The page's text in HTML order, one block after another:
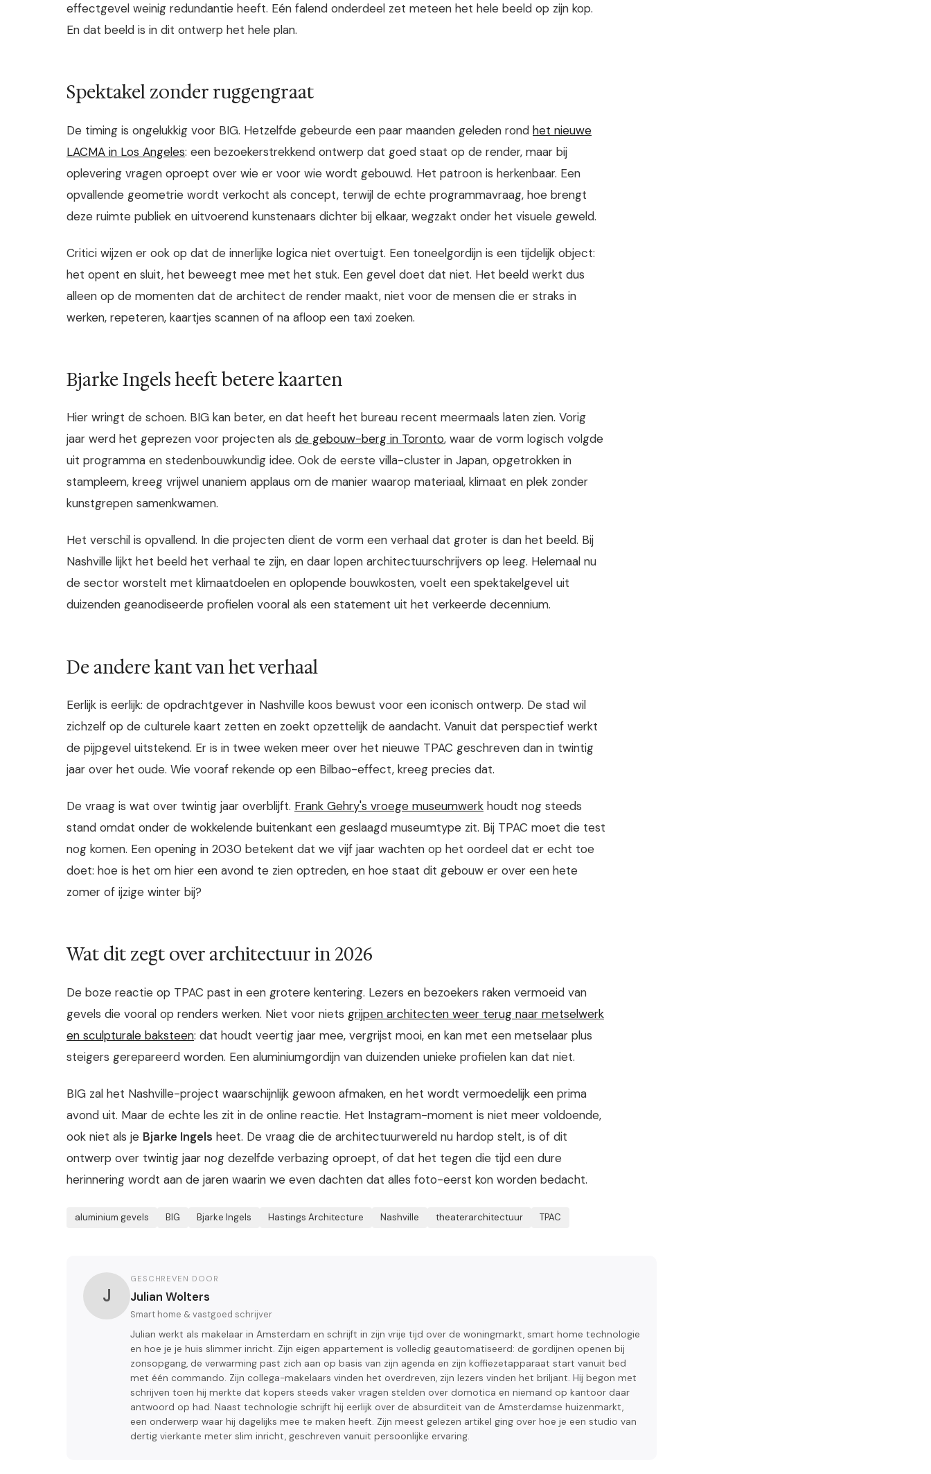
effectgevel weinig redundantie heeft. Eén falend onderdeel zet meteen het hele beeld op zijn kop.
En dat beeld is in dit ontwerp het hele plan.
Spektakel zonder ruggengraat
De timing is ongelukkig voor BIG. Hetzelfde gebeurde een paar maanden geleden rond het nieuwe
LACMA in Los Angeles: een bezoekerstrekkend ontwerp dat goed staat op de render, maar bij
oplevering vragen oproept over wie er voor wie wordt gebouwd. Het patroon is herkenbaar. Een
opvallende geometrie wordt verkocht als concept, terwijl de echte programmavraag, hoe brengt
deze ruimte publiek en uitvoerend kunstenaars dichter bij elkaar, wegzakt onder het visuele geweld.
Critici wijzen er ook op dat de innerlijke logica niet overtuigt. Een toneelgordijn is een tijdelijk object:
het opent en sluit, het beweegt mee met het stuk. Een gevel doet dat niet. Het beeld werkt dus
alleen op de momenten dat de architect de render maakt, niet voor de mensen die er straks in
werken, repeteren, kaartjes scannen of na afloop een taxi zoeken.
Bjarke Ingels heeft betere kaarten
Hier wringt de schoen. BIG kan beter, en dat heeft het bureau recent meermaals laten zien. Vorig
jaar werd het geprezen voor projecten als de gebouw-berg in Toronto, waar de vorm logisch volgde
uit programma en stedenbouwkundig idee. Ook de eerste villa-cluster in Japan, opgetrokken in
stampleem, kreeg vrijwel unaniem applaus om de manier waarop materiaal, klimaat en plek zonder
kunstgrepen samenkwamen.
Het verschil is opvallend. In die projecten dient de vorm een verhaal dat groter is dan het beeld. Bij
Nashville lijkt het beeld het verhaal te zijn, en daar lopen architectuurschrijvers op leeg. Helemaal nu
de sector worstelt met klimaatdoelen en oplopende bouwkosten, voelt een spektakelgevel uit
duizenden geanodiseerde profielen vooral als een statement uit het verkeerde decennium.
De andere kant van het verhaal
Eerlijk is eerlijk: de opdrachtgever in Nashville koos bewust voor een iconisch ontwerp. De stad wil
zichzelf op de culturele kaart zetten en zoekt opzettelijk de aandacht. Vanuit dat perspectief werkt
de pijpgevel uitstekend. Er is in twee weken meer over het nieuwe TPAC geschreven dan in twintig
jaar over het oude. Wie vooraf rekende op een Bilbao-effect, kreeg precies dat.
De vraag is wat over twintig jaar overblijft. Frank Gehry's vroege museumwerk houdt nog steeds
stand omdat onder de wokkelende buitenkant een geslaagd museumtype zit. Bij TPAC moet die test
nog komen. Een opening in 2030 betekent dat we vijf jaar wachten op het oordeel dat er echt toe
doet: hoe is het om hier een avond te zien optreden, en hoe staat dit gebouw er over een hete
zomer of ijzige winter bij?
Wat dit zegt over architectuur in 2026
De boze reactie op TPAC past in een grotere kentering. Lezers en bezoekers raken vermoeid van
gevels die vooral op renders werken. Niet voor niets grijpen architecten weer terug naar metselwerk
en sculpturale baksteen: dat houdt veertig jaar mee, vergrijst mooi, en kan met een metselaar plus
steigers gerepareerd worden. Een aluminiumgordijn van duizenden unieke profielen kan dat niet.
BIG zal het Nashville-project waarschijnlijk gewoon afmaken, en het wordt vermoedelijk een prima
avond uit. Maar de echte les zit in de online reactie. Het Instagram-moment is niet meer voldoende,
ook niet als je Bjarke Ingels heet. De vraag die de architectuurwereld nu hardop stelt, is of dit
ontwerp over twintig jaar nog dezelfde verbazing oproept, of dat het tegen die tijd een dure
herinnering wordt aan de jaren waarin we even dachten dat alles foto-eerst kon worden bedacht.
aluminium gevels BIG Bjarke Ingels Hastings Architecture Nashville theaterarchitectuur TPAC
J
GESCHREVEN DOOR
Julian Wolters
Smart home & vastgoed schrijver
Julian werkt als makelaar in Amsterdam en schrijft in zijn vrije tijd over de woningmarkt, smart home technologie
en hoe je je huis slimmer inricht. Zijn eigen appartement is volledig geautomatiseerd: de gordijnen openen bij
zonsopgang, de verwarming past zich aan op basis van zijn agenda en zijn koffiezetapparaat start vanuit bed
met één commando. Zijn collega-makelaars vinden het overdreven, zijn lezers vinden het briljant. Hij begon met
schrijven toen hij merkte dat kopers steeds vaker vragen stelden over domotica en niemand op kantoor daar
antwoord op had. Naast technologie schrijft hij eerlijk over de absurditeit van de Amsterdamse huizenmarkt,
een onderwerp waar hij dagelijks mee te maken heeft. Zijn meest gelezen artikel ging over hoe je een studio van
dertig vierkante meter slim inricht, geschreven vanuit persoonlijke ervaring.